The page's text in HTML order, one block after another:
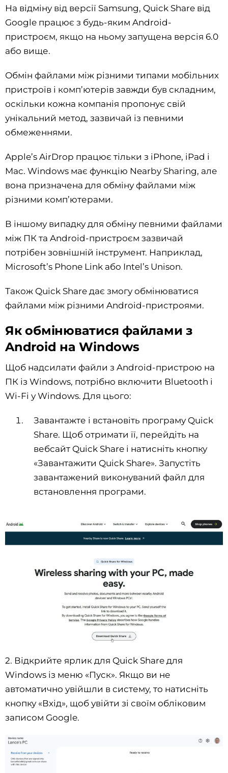
На відміну від версії Samsung, Quick Share від
Google працює з будь-яким Android-
пристроєм, якщо на ньому запущена версія 6.0
або вище.
Обмін файлами між різними типами мобільних
пристроїв і комп’ютерів завжди був складним,
оскільки кожна компанія пропонує свій
унікальний метод, зазвичай із певними
обмеженнями.
Apple’s AirDrop працює тільки з iPhone, iPad і
Mac. Windows має функцію Nearby Sharing, але
вона призначена для обміну файлами між
різними комп’ютерами.
В іншому випадку для обміну певними файлами
між ПК та Android-пристроєм зазвичай
потрібен зовнішній інструмент. Наприклад,
Microsoft’s Phone Link або Intel’s Unison.
Також Quick Share дає змогу обмінюватися
файлами між різними Android-пристроями.
Як обмінюватися файлами з
Android на Windows
Щоб надсилати файли з Android-пристрою на
ПК із Windows, потрібно включити Bluetooth і
Wi-Fi у Windows. Для цього:
Завантажте і встановіть програму Quick
Share. Щоб отримати її, перейдіть на
вебсайт Quick Share і натисніть кнопку
«Завантажити Quick Share». Запустіть
завантажений виконуваний файл для
встановлення програми.
2. Відкрийте ярлик для Quick Share для
Windows із меню «Пуск». Якщо ви не
автоматично увійшли в систему, то натисніть
кнопку «Вхід», щоб увійти зі своїм обліковим
записом Google.